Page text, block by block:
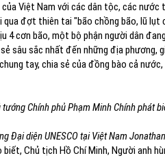
Việt Nam với các dân tộc, các nước
đợt thiên tai "bão chồng bão, lũ lụt
4 cơn bão, một bộ phận người dân
sâu sắc nhất đến những địa phương,
tay, chia sẻ của đồng bào cả
tướng Chính phủ Phạm Minh Chính phát
Đại diện UNESCO tại Việt Nam
Chủ tịch Hồ Chí Minh, Người anh